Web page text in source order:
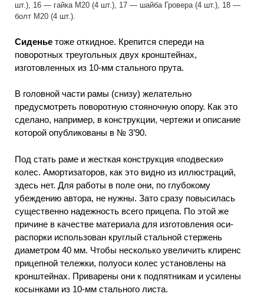
шт.), 16 — гайка М20 (4 шт.), 17 — шайба Гровера (4 шт.), 18 —
болт М20 (4 шт.).
Сиденье тоже откидное. Крепится спереди на
поворотных треугольных двух кронштейнах,
изготовленных из 10-мм стального прута.
В головной части рамы (снизу) желательно
предусмотреть поворотную стояночную опору. Как это
сделано, например, в конструкции, чертежи и описание
которой опубликованы в № 3’90.
Под стать раме и жесткая конструкция «подвески»
колес. Амортизаторов, как это видно из иллюстраций,
здесь нет. Для работы в поле они, по глубокому
убеждению автора, не нужны. Зато сразу повысилась
существенно надежность всего прицепа. По этой же
причине в качестве материала для изготовления оси-
распорки использован круглый стальной стержень
диаметром 40 мм. Чтобы несколько увеличить клиренс
прицепной тележки, полуоси колес установлены на
кронштейнах. Приварены они к подпятникам и усилены
косынками из 10-мм стального листа.